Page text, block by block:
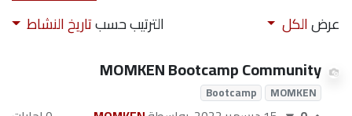
عرضالكل الترتيب حسبتاريخ النشاط
MOMKEN Bootcamp Community
MOMKEN
Bootcamp